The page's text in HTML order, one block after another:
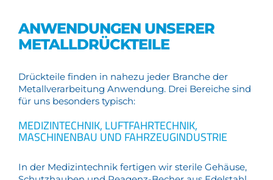
ANWENDUNGEN UNSERER
METALLDRÜCKTEILE
Drückteile finden in nahezu jeder Branche der
Metallverarbeitung Anwendung. Drei Bereiche sind
für uns besonders typisch:
MEDIZINTECHNIK, LUFTFAHRTECHNIK,
MASCHINENBAU UND FAHRZEUGINDUSTRIE
In der Medizintechnik fertigen wir sterile Gehäuse,